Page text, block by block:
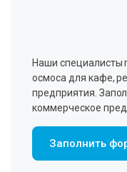
Наши специалисты
осмоса для кафе,
предприятия.
коммерческое
Заполнить